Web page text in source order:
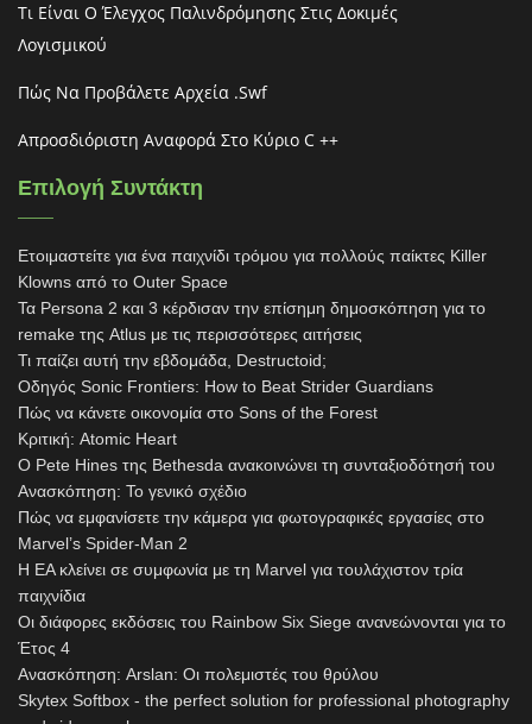
Τι Είναι Ο Έλεγχος Παλινδρόμησης Στις Δοκιμές
Λογισμικού
Πώς Να Προβάλετε Αρχεία .swf
Απροσδιόριστη Αναφορά Στο Κύριο C ++
Επιλογή Συντάκτη
Ετοιμαστείτε για ένα παιχνίδι τρόμου για πολλούς παίκτες Killer
Klowns από το Outer Space
Τα Persona 2 και 3 κέρδισαν την επίσημη δημοσκόπηση για το
remake της Atlus με τις περισσότερες αιτήσεις
Τι παίζει αυτή την εβδομάδα, Destructoid;
Οδηγός Sonic Frontiers: How to Beat Strider Guardians
Πώς να κάνετε οικονομία στο Sons of the Forest
Κριτική: Atomic Heart
Ο Pete Hines της Bethesda ανακοινώνει τη συνταξιοδότησή του
Ανασκόπηση: Το γενικό σχέδιο
Πώς να εμφανίσετε την κάμερα για φωτογραφικές εργασίες στο
Marvel’s Spider-Man 2
Η EA κλείνει σε συμφωνία με τη Marvel για τουλάχιστον τρία
παιχνίδια
Οι διάφορες εκδόσεις του Rainbow Six Siege ανανεώνονται για το
Έτος 4
Ανασκόπηση: Arslan: Οι πολεμιστές του θρύλου
Skytex Softbox - the perfect solution for professional photography